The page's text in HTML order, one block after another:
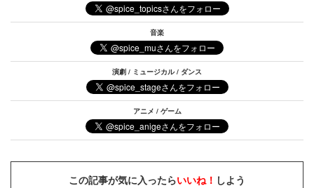
音楽
演劇 / ミュージカル / ダンス
アニメ / ゲーム
この記事が気に入ったらいいね！ しよう